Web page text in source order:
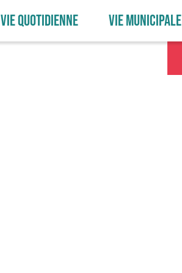
VIE QUOTIDIENNE VIE MUNICIPALE